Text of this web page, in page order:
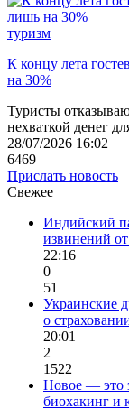
туризм
К концу лета
на 30%
Туристы
нехваткой денег
28/07/2026 16:02
6469
Прислать новость
Свежее
Индийский
извинений
22:16
0
51
Украинские
о
20:01
2
1522
Новое — это
биохакинг и